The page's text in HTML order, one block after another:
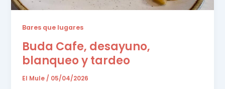
Bares que lugares
Buda Cafe, desayuno,
blanqueo y tardeo
El Mule / 05/04/2026